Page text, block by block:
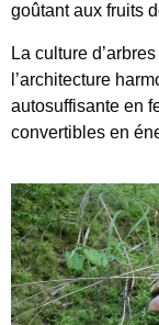
goûtant aux fruits
La culture
l’architecture
autosuffisante en
convertibles en